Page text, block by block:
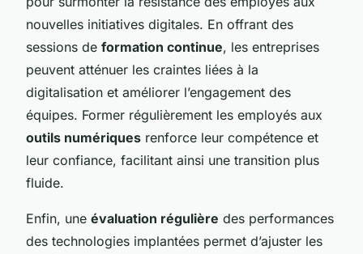
nouvelles initiatives digitales. En offrant des
sessions de formation continue, les entreprises
peuvent atténuer les craintes liées à la
digitalisation et améliorer l’engagement des
équipes. Former régulièrement les employés aux
outils numériques renforce leur compétence et
leur confiance, facilitant ainsi une transition plus
fluide.
Enfin, une évaluation régulière des performances
des technologies implantées permet d’ajuster les